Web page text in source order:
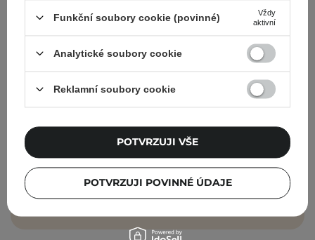
Skincare checklisty, odborné rady a novinky
zpracováním svých údajů společností
obchodními podmínkami.
PŘIHLASTE SE
Funkční soubory cookie (povinné)
Vždy
aktivní
Analytické soubory cookie
Reklamní soubory cookie
POTVRZUJI POVINNÉ ÚDAJE
POTVRZUJI VŠE